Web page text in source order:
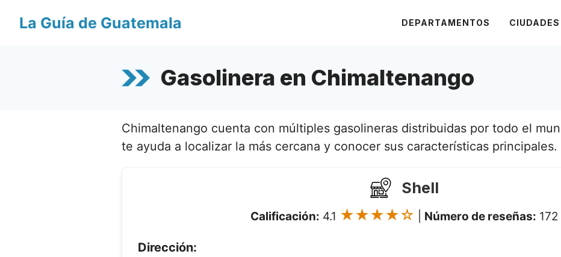
La Guía de Guatemala DEPARTAMENTOS CIUDADES
Gasolinera en Chimaltenango
Chimaltenango cuenta con múltiples gasolineras distribuidas por todo el
te ayuda a localizar la más cercana y conocer sus características principales.
Shell
Calificación: 4.1 ★★★★☆ Número de reseñas: 172
Dirección: